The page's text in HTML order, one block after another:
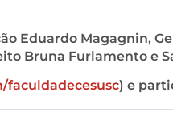
Eduardo Magagnin,
Bruna Furlamento e
faculdadecesusc) e